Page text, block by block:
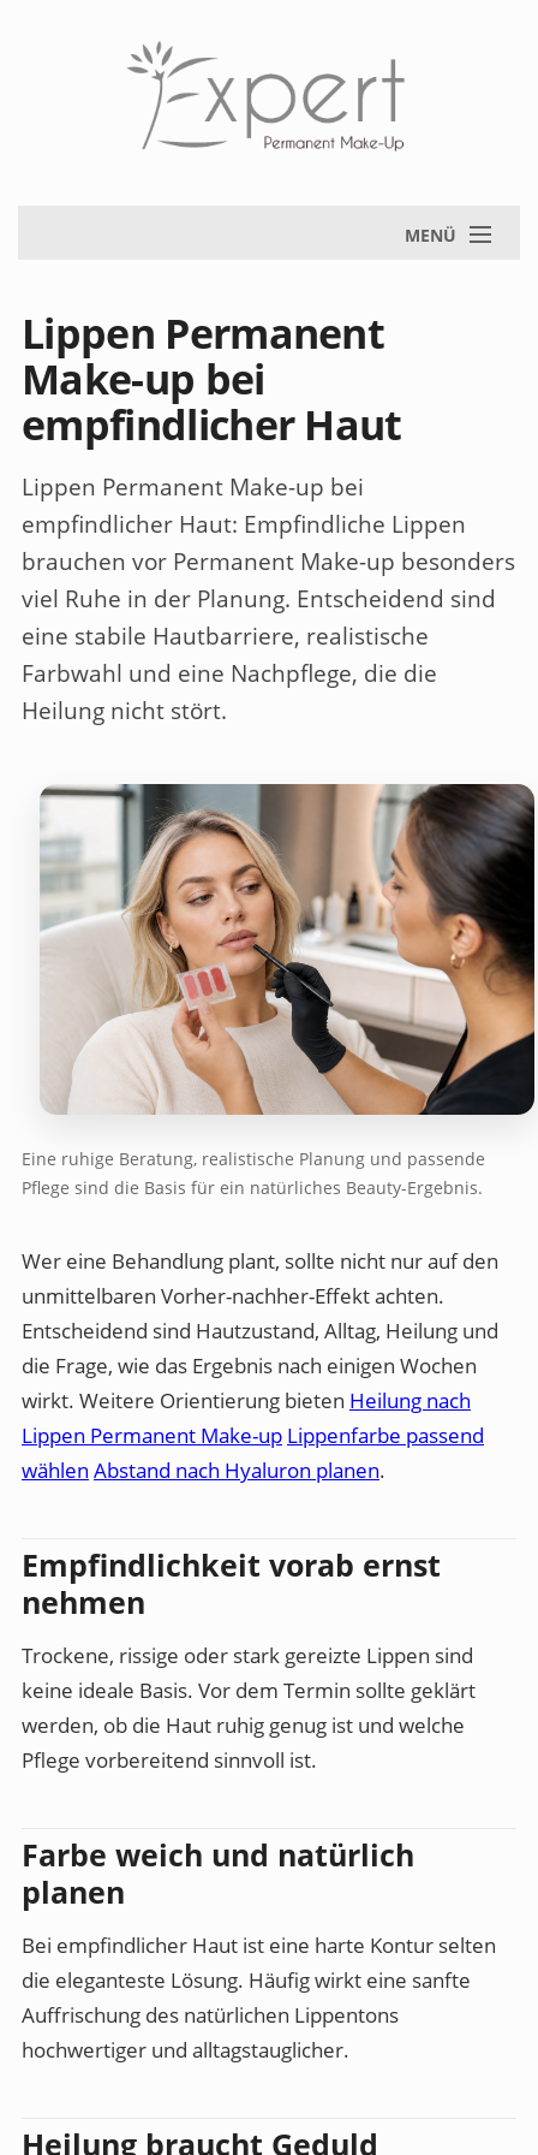
MENÜ
Lippen Permanent
Make-up bei
empfindlicher Haut
Lippen Permanent Make-up bei
empfindlicher Haut: Empfindliche Lippen
brauchen vor Permanent Make-up besonders
viel Ruhe in der Planung. Entscheidend sind
eine stabile Hautbarriere, realistische
Farbwahl und eine Nachpflege, die die
Heilung nicht stört.
Eine ruhige Beratung, realistische Planung und passende
Pflege sind die Basis für ein natürliches Beauty-Ergebnis.
Wer eine Behandlung plant, sollte nicht nur auf den
unmittelbaren Vorher-nachher-Effekt achten.
Entscheidend sind Hautzustand, Alltag, Heilung und
die Frage, wie das Ergebnis nach einigen Wochen
wirkt. Weitere Orientierung bieten Heilung nach
Lippen Permanent Make-up Lippenfarbe passend
wählen Abstand nach Hyaluron planen.
Empfindlichkeit vorab ernst
nehmen
Trockene, rissige oder stark gereizte Lippen sind
keine ideale Basis. Vor dem Termin sollte geklärt
werden, ob die Haut ruhig genug ist und welche
Pflege vorbereitend sinnvoll ist.
Farbe weich und natürlich
planen
Bei empfindlicher Haut ist eine harte Kontur selten
die eleganteste Lösung. Häufig wirkt eine sanfte
Auffrischung des natürlichen Lippentons
hochwertiger und alltagstauglicher.
Heilung braucht Geduld